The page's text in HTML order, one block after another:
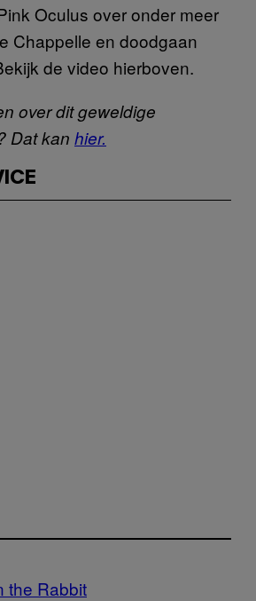
Oculus over onder meer
Chappelle en doodgaan
de video hierboven.
over dit geweldige
Dat kan hier.
the Rabbit